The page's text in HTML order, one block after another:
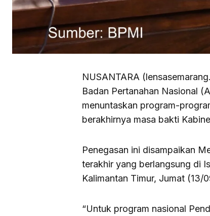
NUSANTARA
Badan Pertanahan Nasional
menuntaskan program-
berakhirnya masa bakti
Penegasan ini disampaikan
terakhir yang berlangsung di
Kalimantan Timur, Jumat (13/
“Untuk program nasional